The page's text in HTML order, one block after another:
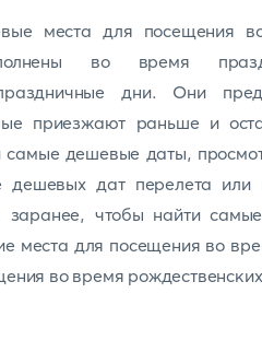
места для посещения
во время
дни. Они
приезжают раньше и
самые дешевые даты,
дешевых дат перелета или
заранее, чтобы найти
места для посещения во
во время